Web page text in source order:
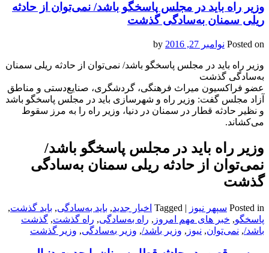
وزیر راه باید در مجلس پاسخگو باشد/ نمی‌توان از حادثه
ریلی سمنان به‌سادگی گذشت
Posted on نوامبر 27, 2016
وزیر راه باید در مجلس پاسخگو باشد/ نمی‌توان از حادثه ریلی سمنان
به‌سادگی گذشت
عضو فراکسیون میراث فرهنگی، گردشگری، صنایع‌دستی و مناطق
آزاد مجلس گفت: وزیر راه و شهرسازی باید در مجلس پاسخگو باشد
و نظیر حادثه قطار در سمنان در دنیا، وزیر راه را به مرز سقوط
می‌کشاند.
وزیر راه باید در مجلس پاسخگو باشد/
نمی‌توان از حادثه ریلی سمنان به‌سادگی
گذشت
Posted in سپهر نیوز |
Tagged اخبار جدید, باید به‌سادگی, باید گذشت,
پاسخگو, خبر های مهم امروز , راه به‌سادگی, راه گذشت, گذشت
باشد/, نمی‌توان, نیوز , وزیر باشد/, وزیر به‌سادگی, وزیر گذشت